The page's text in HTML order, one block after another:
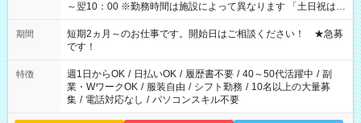
～翌10：00 ※勤務時間は施設によって異なります 「土日祝は休
みたい」 「しっかり稼ぎたい」 「もう少し遅い時間から始めた
い」など ご希望にあったお仕事をご案内いたします。 ※未経験
の方の場合は1～2ヶ月間は日中での仕事を経験いただき、 お
仕事に慣れてからの夜勤になります。 ★家庭の都合でお休みが
必要な場合も遠慮なくご相談ください。
期間
短期2ヵ月～のお仕事です。開始日はご相談ください！ ★急募
です！
特徴 週1日からOK / 日払いOK / 履歴書不要 / 40～50代活躍中 / 副
業・WワークOK / 服装自由 / シフト勤務 / 10名以上の大量募
集 / 電話対応なし / パソコンスキル不要